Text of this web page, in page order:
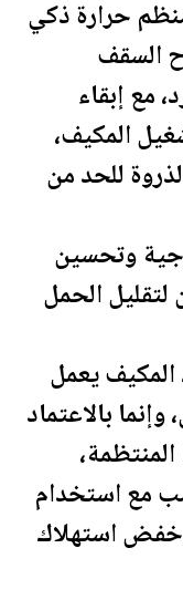
حرارة ذكي
السقف
مع إبقاء
المكيف،
للحد من
وتحسين
لتقليل الحمل
المكيف يعمل
بالاعتماد
مع استخدام
استهلاك